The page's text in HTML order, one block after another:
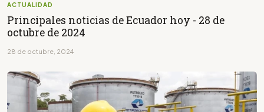
ACTUALIDAD
Principales noticias de Ecuador hoy - 28 de
octubre de 2024
28 de octubre, 2024